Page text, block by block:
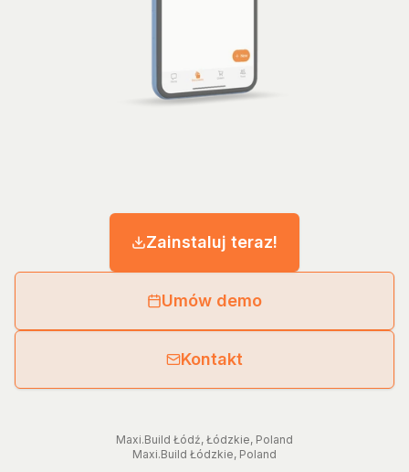
Zainstaluj teraz!
Umów demo
Kontakt
Maxi.Build Łódź, Łódzkie, Poland
Maxi.Build Łódzkie, Poland